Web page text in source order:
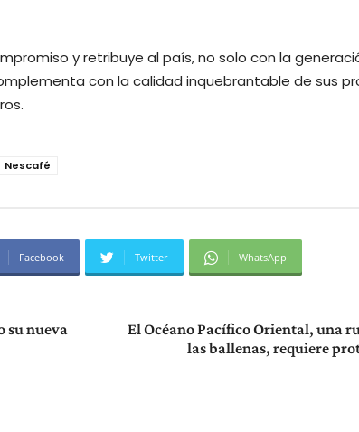
y retribuye al país, no solo con la
con la calidad inquebrantable de sus
Nescafé
Facebook Twitter WhatsApp
su nueva
El Océano Pacífico Oriental, una
las ballenas, requiere